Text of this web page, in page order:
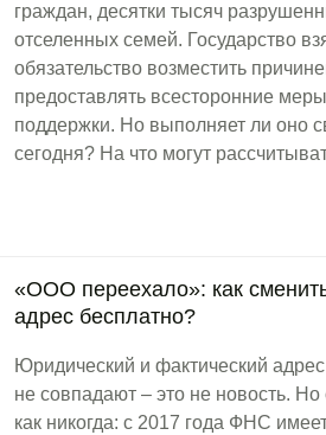
граждан, десятки тысяч
отселенных семей. Государство
обязательство возместить
предоставлять всесторонние
поддержки. Но выполняет ли оно
сегодня? На что могут
«ООО переехало»: как
адрес бесплатно?
Юридический и фактический
не совпадают – это не новость. Но
как никогда: с 2017 года ФНС